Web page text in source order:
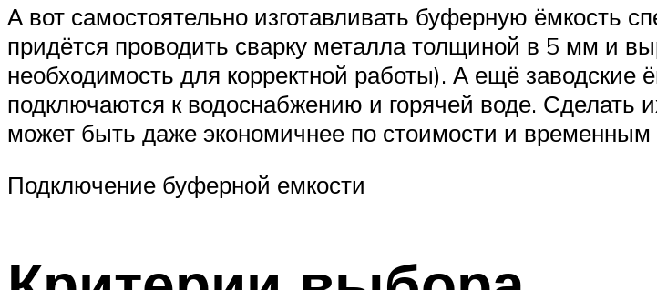
А вот самостоятельно изготавливать буферную ёмкость
придётся проводить сварку металла толщиной в 5 мм и
необходимость для корректной работы). А ещё заводские
подключаются к водоснабжению и горячей воде. Сделать
может быть даже экономичнее по стоимости и
Подключение буферной емкости